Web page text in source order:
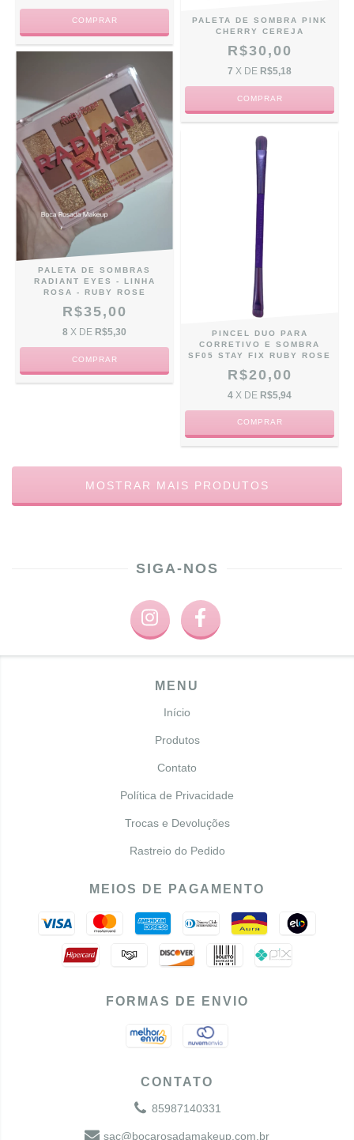
PALETA DE SOMBRA PINK
CHERRY CEREJA
R$30,00
7 X DE R$5,18
PALETA DE SOMBRAS
RADIANT EYES - LINHA
ROSA - RUBY ROSE
R$35,00
8 X DE R$5,30
PINCEL DUO PARA
CORRETIVO E SOMBRA
SF05 STAY FIX RUBY ROSE
R$20,00
4 X DE R$5,94
MOSTRAR MAIS PRODUTOS
SIGA-NOS
MENU
Início
Produtos
Contato
Política de Privacidade
Trocas e Devoluções
Rastreio do Pedido
MEIOS DE PAGAMENTO
FORMAS DE ENVIO
CONTATO
85987140331
sac@bocarosadamakeup.com.br